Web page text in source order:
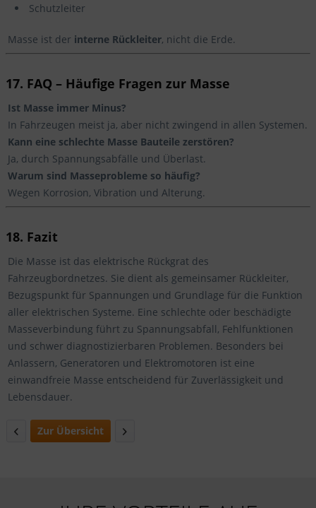
Schutzleiter
Masse ist der interne Rückleiter, nicht die Erde.
17. FAQ – Häufige Fragen zur Masse
Ist Masse immer Minus?
In Fahrzeugen meist ja, aber nicht zwingend in allen Systemen.
Kann eine schlechte Masse Bauteile zerstören?
Ja, durch Spannungsabfälle und Überlast.
Warum sind Masseprobleme so häufig?
Wegen Korrosion, Vibration und Alterung.
18. Fazit
Die Masse ist das elektrische Rückgrat des
Fahrzeugbordnetzes. Sie dient als gemeinsamer Rückleiter,
Bezugspunkt für Spannungen und Grundlage für die Funktion
aller elektrischen Systeme. Eine schlechte oder beschädigte
Masseverbindung führt zu Spannungsabfall, Fehlfunktionen
und schwer diagnostizierbaren Problemen. Besonders bei
Anlassern, Generatoren und Elektromotoren ist eine
einwandfreie Masse entscheidend für Zuverlässigkeit und
Lebensdauer.
Zur Übersicht